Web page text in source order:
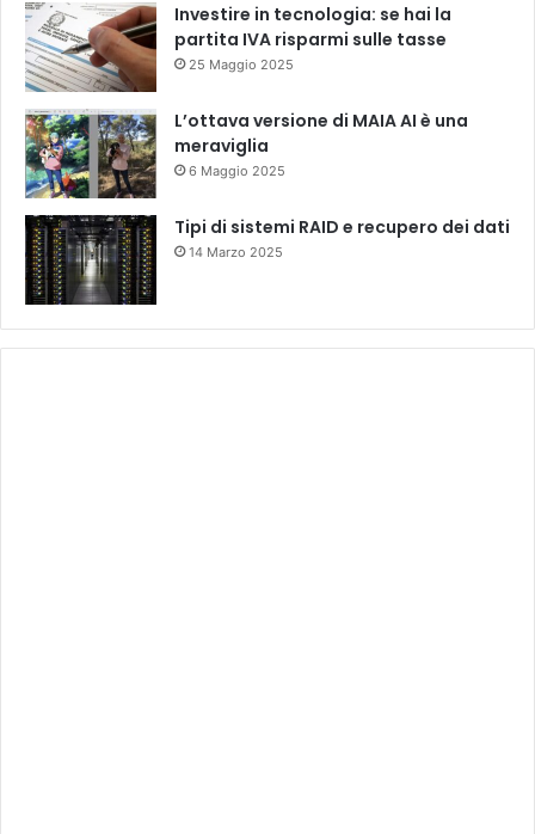
Investire in tecnologia: se hai la
partita IVA risparmi sulle tasse
25 Maggio 2025
L’ottava versione di MAIA AI è una
meraviglia
6 Maggio 2025
Tipi di sistemi RAID e recupero dei dati
14 Marzo 2025